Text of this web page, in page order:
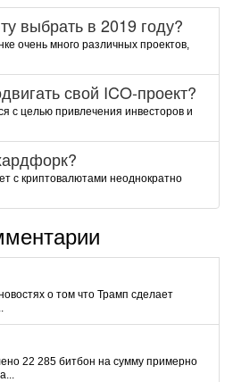
выбрать в 2019 году?
очень много различных проектов,
свой ICO-проект?
с целью привлечения инвесторов и
с криптовалютами неоднократно
о том что Трамп сделает
22 285 битбон на сумму примерно